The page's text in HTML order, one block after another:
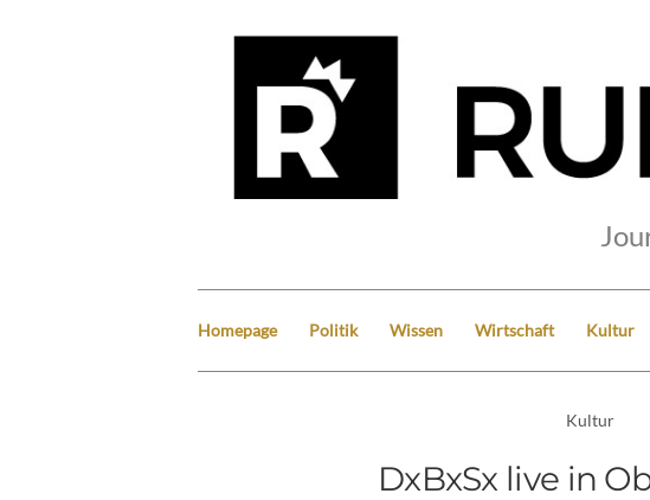
Homepage Politik Wissen Wirtschaft Kultur
Kultur
DxBxSx live in